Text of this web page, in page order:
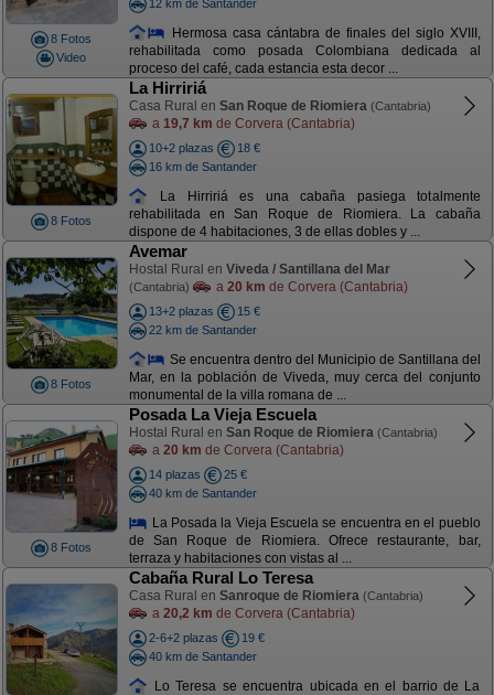
8 Fotos
Video
12 km de Santander
Hermosa casa cántabra de finales del siglo XVIII,
rehabilitada como posada Colombiana dedicada al
proceso del café, cada estancia esta decor ...
8 Fotos
La Hirririá
Casa Rural en San Roque de Riomiera (Cantabria)
a 19,7 km de Corvera (Cantabria)
10+2 plazas
18 €
16 km de Santander
La Hirririá es una cabaña pasiega totalmente
rehabilitada en San Roque de Riomiera. La cabaña
dispone de 4 habitaciones, 3 de ellas dobles y ...
8 Fotos
Avemar
Hostal Rural en Viveda / Santillana del Mar
(Cantabria) a 20 km de Corvera (Cantabria)
13+2 plazas
15 €
22 km de Santander
Se encuentra dentro del Municipio de Santillana del
Mar, en la población de Viveda, muy cerca del conjunto
monumental de la villa romana de ...
8 Fotos
Posada La Vieja Escuela
Hostal Rural en San Roque de Riomiera (Cantabria)
a 20 km de Corvera (Cantabria)
14 plazas
25 €
40 km de Santander
La Posada la Vieja Escuela se encuentra en el pueblo
de San Roque de Riomiera. Ofrece restaurante, bar,
terraza y habitaciones con vistas al ...
Cabaña Rural Lo Teresa
Casa Rural en Sanroque de Riomiera (Cantabria)
a 20,2 km de Corvera (Cantabria)
2-6+2 plazas
19 €
40 km de Santander
Lo Teresa se encuentra ubicada en el barrio de La